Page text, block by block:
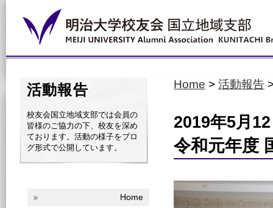
Home > 活動報告
2019年5月
令和元年度
活動報告
校友会国立地域支部では会員の
皆様のご協力の下、校友を深め
ております。活動の様子をブロ
グ形式で公開しています。
Home